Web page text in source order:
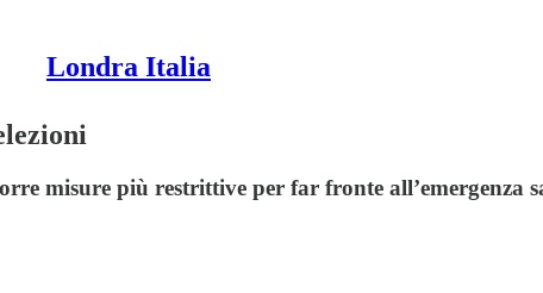
Londra Italia
misure più restrittive per far fronte all’emergenza